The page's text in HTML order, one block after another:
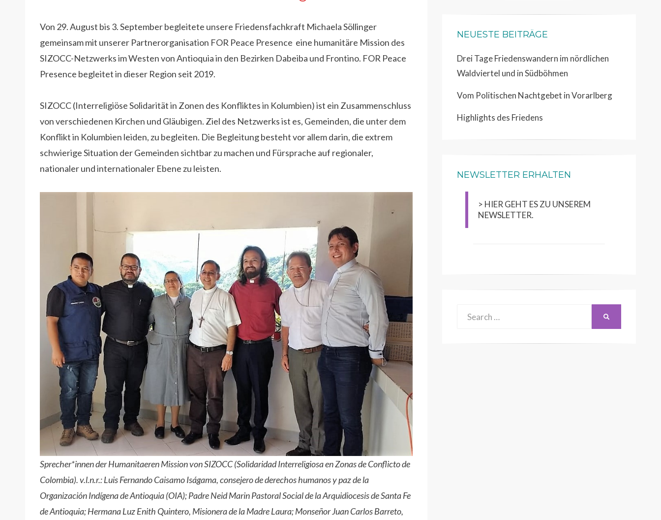
Von 29. August bis 3. September begleitete unsere Friedensfachkraft Michaela Söllinger
gemeinsam mit unserer Partnerorganisation FOR Peace Presence eine humanitäre Mission des
SIZOCC-Netzwerks im Westen von Antioquia in den Bezirken Dabeiba und Frontino. FOR Peace
Presence begleitet in dieser Region seit 2019.
SIZOCC (Interreligiöse Solidarität in Zonen des Konfliktes in Kolumbien) ist ein Zusammenschluss
von verschiedenen Kirchen und Gläubigen. Ziel des Netzwerks ist es, Gemeinden, die unter dem
Konflikt in Kolumbien leiden, zu begleiten. Die Begleitung besteht vor allem darin, die extrem
schwierige Situation der Gemeinden sichtbar zu machen und Fürsprache auf regionaler,
nationaler und internationaler Ebene zu leisten.
Sprecher*innen der Humanitaeren Mission von SIZOCC (Solidaridad Interreligiosa en Zonas de Conflicto de
Colombia). v.l.n.r.: Luis Fernando Caisamo Iságama, consejero de derechos humanos y paz de la
Organización Indígena de Antioquia (OIA); Padre Neid Marin Pastoral Social de la Arquidiocesis de Santa Fe
de Antioquia; Hermana Luz Enith Quintero, Misionera de la Madre Laura; Monseñor Juan Carlos Barreto,
NEUESTE BEITRÄGE
Drei Tage Friedenswandern im nördlichen
Waldviertel und in Südböhmen
Vom Politischen Nachtgebet in Vorarlberg
Highlights des Friedens
NEWSLETTER ERHALTEN
> HIER GEHT ES ZU UNSEREM
NEWSLETTER.